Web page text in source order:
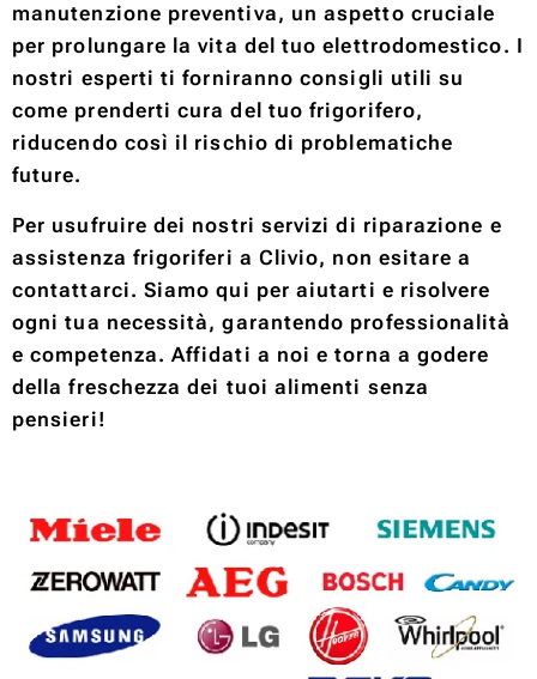
manutenzione preventiva, un aspetto cruciale
per prolungare la vita del tuo elettrodomestico. I
nostri esperti ti forniranno consigli utili su
come prenderti cura del tuo frigorifero,
riducendo così il rischio di problematiche
future.
Per usufruire dei nostri servizi di riparazione e
assistenza frigoriferi a Clivio, non esitare a
contattarci. Siamo qui per aiutarti e risolvere
ogni tua necessità, garantendo professionalità
e competenza. Affidati a noi e torna a godere
della freschezza dei tuoi alimenti senza
pensieri!